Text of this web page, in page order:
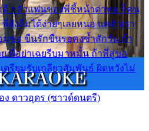
ดี กลัวแฟนของพี่ชี้หน้าด่าทอ ก็คน
ยังลืมได้ง่ายๆเลยหนอ แค่ตัวเรา
มซ่อ ขืนรักขืนรอคงช้ำสักวัน ถ้า
พี่อย่าเฉยรีบมาหมั้น ถ้าพี่สู่ขอ
ตรียมรับเกลียวสัมพันธ์ ผิดหวังไม่
ดาวอุดร (ซาวด์ดนตรี)